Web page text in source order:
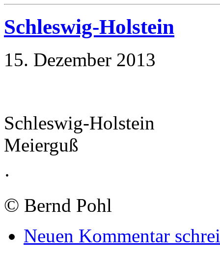
Schleswig-Holstein
15. Dezember 2013
Schleswig-Holstein
Meierguß
·
© Bernd Pohl
Neuen Kommentar